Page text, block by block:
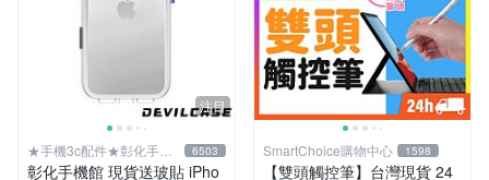
注目
★手機3c配件★彰化手機
館
6503
彰化手機館 現貨送玻貼 iPho
SmartChoice購物中心 1598
【雙頭觸控筆】台灣現貨 24